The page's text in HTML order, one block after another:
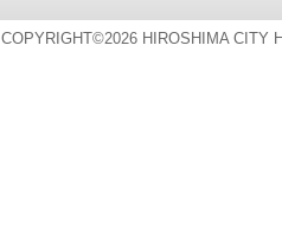
COPYRIGHT©2026 HIROSHIMA CITY